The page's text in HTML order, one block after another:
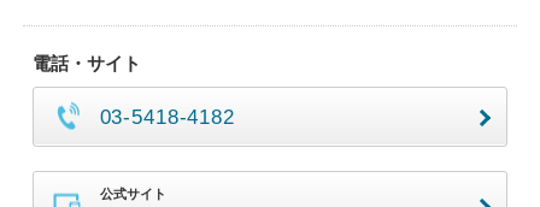
電話・サイト
03-5418-4182
公式サイト